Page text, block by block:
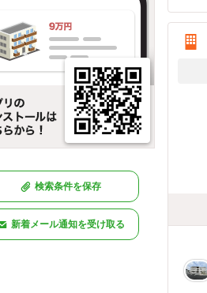
検索条件を保存
新着メール通知を受け取る